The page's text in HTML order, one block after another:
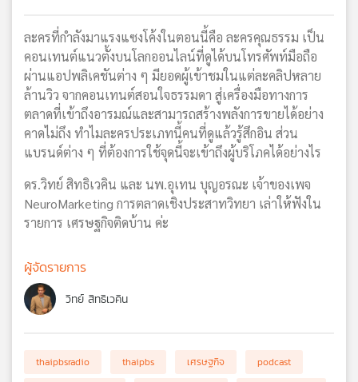
ละครที่กำลังมาแรงแซงโค้งในตอนนี้คือ ละครคุณธรรม เป็น
คอนเทนต์แนวตั้งบนโลกออนไลน์ที่ดูได้บนโทรศัพท์มือถือ
ผ่านแอปพลิเคชันต่าง ๆ มียอดผู้เข้าชมในแต่ละคลิปหลาย
ล้านวิว จากคอนเทนต์สอนใจธรรมดา สู่เครื่องมือทางการ
ตลาดที่เข้าถึงอารมณ์และสามารถสร้างพลังการขายได้อย่าง
คาดไม่ถึง ทำไมละครประเภทนี้คนที่ดูแล้วรู้สึกอิน ส่วน
แบรนด์ต่าง ๆ ที่ต้องการใช้จุดนี้จะเข้าถึงผู้บริโภคได้อย่างไร
ดร.วิทย์ สิทธิเวคิน และ นพ.อุเทน บุญอรณะ เจ้าของเพจ
NeuroMarketing การตลาดเชิงประสาทวิทยา เล่าให้ฟังใน
รายการ เศรษฐกิจติดบ้าน ค่ะ
ผู้จัดรายการ
วิทย์ สิทธิเวคิน
thaipbsradio thaipbs เศรษฐกิจ
podcast